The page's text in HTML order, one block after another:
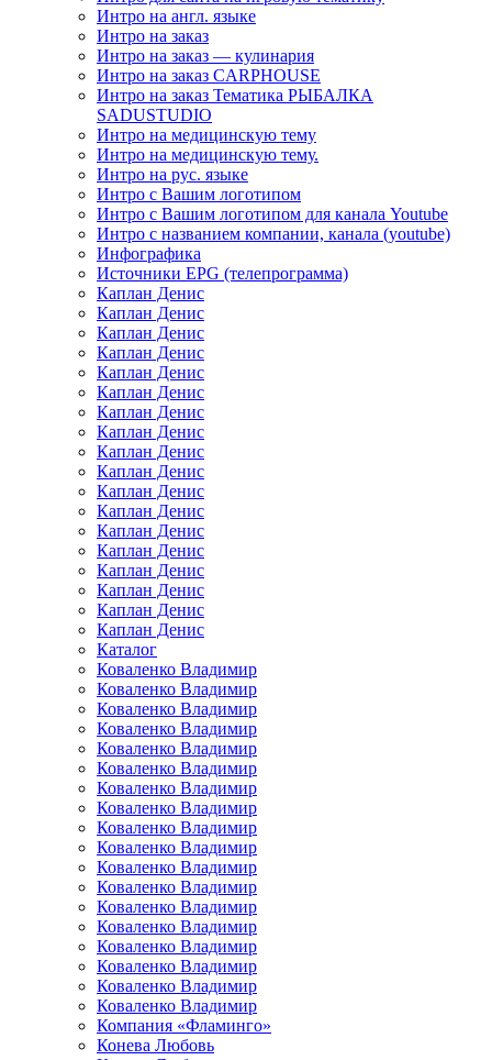
Интро на англ. языке
Интро на заказ
Интро на заказ — кулинария
Интро на заказ CARPHOUSE
Интро на заказ Тематика РЫБАЛКА
SADUSTUDIO
Интро на медицинскую тему
Интро на медицинскую тему.
Интро на рус. языке
Интро с Вашим логотипом
Интро с Вашим логотипом для канала Youtube
Интро с названием компании, канала (youtube)
Инфографика
Источники EPG (телепрограмма)
Каплан Денис
Каплан Денис
Каплан Денис
Каплан Денис
Каплан Денис
Каплан Денис
Каплан Денис
Каплан Денис
Каплан Денис
Каплан Денис
Каплан Денис
Каплан Денис
Каплан Денис
Каплан Денис
Каплан Денис
Каплан Денис
Каплан Денис
Каплан Денис
Каталог
Коваленко Владимир
Коваленко Владимир
Коваленко Владимир
Коваленко Владимир
Коваленко Владимир
Коваленко Владимир
Коваленко Владимир
Коваленко Владимир
Коваленко Владимир
Коваленко Владимир
Коваленко Владимир
Коваленко Владимир
Коваленко Владимир
Коваленко Владимир
Коваленко Владимир
Коваленко Владимир
Коваленко Владимир
Коваленко Владимир
Компания «Фламинго»
Конева Любовь